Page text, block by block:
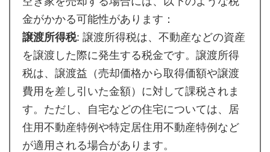
金がかかる可能性があります：
譲渡所得税: 譲渡所得税は、不動産などの資産
を譲渡した際に発生する税金です。譲渡所得
税は、譲渡益（売却価格から取得価額や譲渡
費用を差し引いた金額）に対して課税されま
す。ただし、自宅などの住宅については、居
住用不動産特例や特定居住用不動産特例など
が適用される場合があります。